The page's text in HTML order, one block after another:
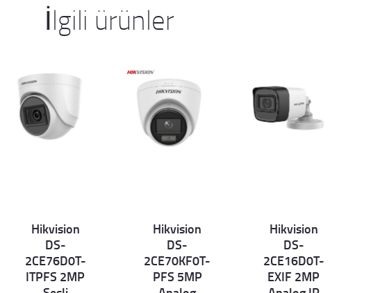
İlgili ürünler
DetHikvision
DS-
2CE76D0T-
ITPFS 2MP
DetHikvision
DS-
2CE70KF0T-
PFS 5MP
DetHikvision
DS-
2CE16D0T-
EXIF 2MP